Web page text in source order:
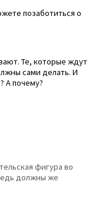
позаботиться о
Те, которые ждут
сами делать. И
А почему?
фигура во
должны же